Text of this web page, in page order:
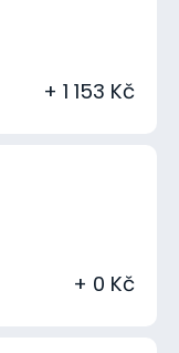
+ 1 153 Kč
+ 0 Kč